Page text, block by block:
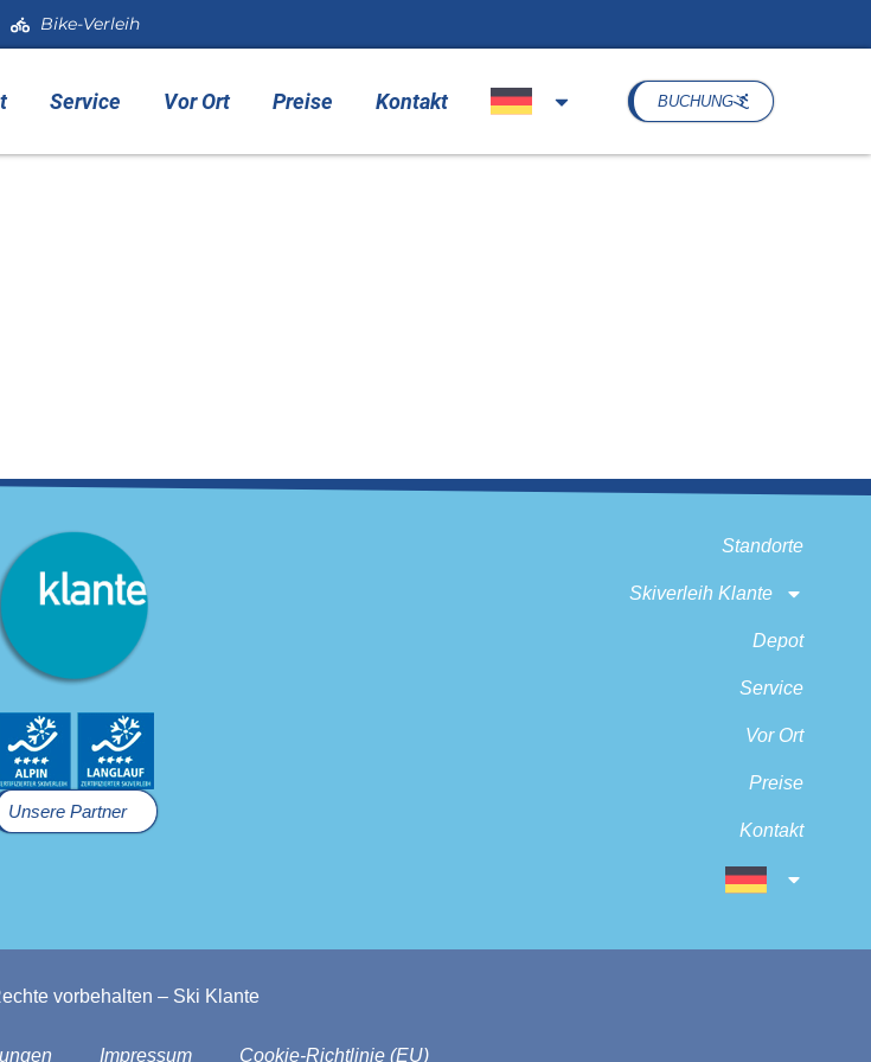
Bike-Verleih
Service Vor Ort Preise Kontakt BUCHUNG
Unsere Partner
Standorte
Skiverleih Klante
Depot
Service
Vor Ort
Preise
Kontakt
vorbehalten – Ski Klante
Impressum Cookie-Richtlinie (EU)